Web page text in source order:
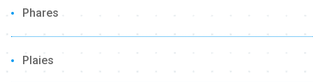
Phares
Plaies